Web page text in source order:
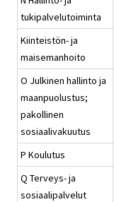
tukipalvelutoiminta
Kiinteistön- ja
maisemanhoito
O Julkinen hallinto ja
maanpuolustus;
pakollinen
sosiaalivakuutus
P Koulutus
Q Terveys- ja
sosiaalipalvelut